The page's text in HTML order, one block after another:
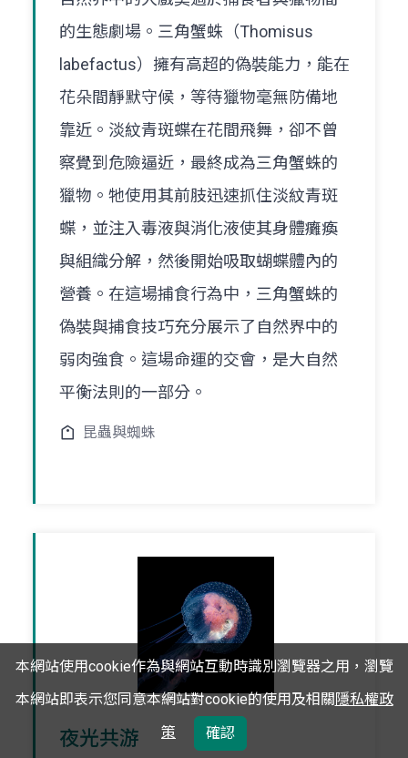
的生態劇場。三角蟹蛛（Thomisus
labefactus）擁有高超的偽裝能力，能在
花朵間靜默守候，等待獵物毫無防備地
靠近。淡紋青斑蝶在花間飛舞，卻不曾
察覺到危險逼近，最終成為三角蟹蛛的
獵物。牠使用其前肢迅速抓住淡紋青斑
蝶，並注入毒液與消化液使其身體癱瘓
與組織分解，然後開始吸取蝴蝶體內的
營養。在這場捕食行為中，三角蟹蛛的
偽裝與捕食技巧充分展示了自然界中的
弱肉強食。這場命運的交會，是大自然
平衡法則的一部分。
昆蟲與蜘蛛
夜光共游
本網站使用cookie作為與網站互動時識別瀏覽器之用，瀏覽
本網站即表示您同意本網站對cookie的使用及相關隱私權政
策
確認